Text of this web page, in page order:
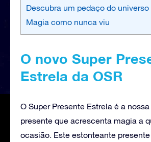
Descubra um pedaço do universo
Magia como nunca viu
O novo Super
Estrela da OSR
O Super Presente Estrela é a
presente que acrescenta magia a
ocasião. Este estonteante